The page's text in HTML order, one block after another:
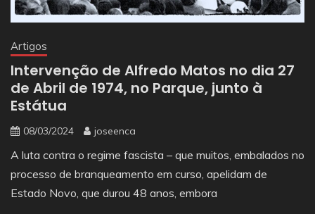
Artigos
Intervenção de Alfredo Matos no dia 27
de Abril de 1974, no Parque, junto à
Estátua
08/03/2024 joseenca
A luta contra o regime fascista – que muitos, embalados no
processo de branqueamento em curso, apelidam de
Estado Novo, que durou 48 anos, embora